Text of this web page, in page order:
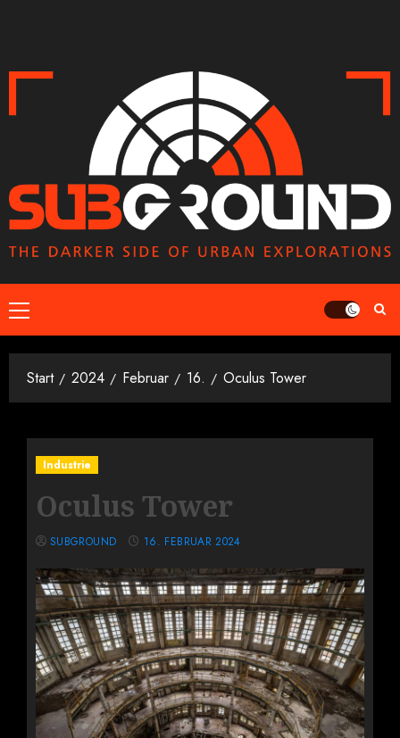
Primäres
Menü
Start 2024 Februar 16. Oculus Tower
Industrie
Oculus Tower
SUBGROUND 16. FEBRUAR 2024